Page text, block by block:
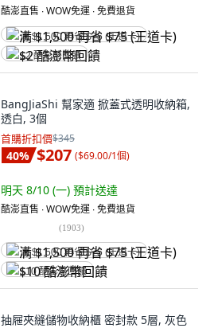
酷澎直售 ∙ WOW免運 ∙ 免費退貨
满 $1,500 再省 $75 (王道卡)
$2 酷澎幣回饋
BangJiaShi 幫家適 掀蓋式透明收納箱,
透白, 3個
首購折扣價$345
40% $207 ($69.00/1個)
明天 8/10 (一) 預計送達
酷澎直售 ∙ WOW免運 ∙ 免費退貨
(1903)
满 $1,500 再省 $75 (王道卡)
$10 酷澎幣回饋
抽屜夾縫儲物收納櫃 密封款 5層, 灰色